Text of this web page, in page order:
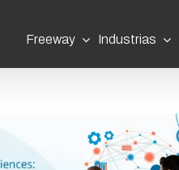
Freeway Industrias